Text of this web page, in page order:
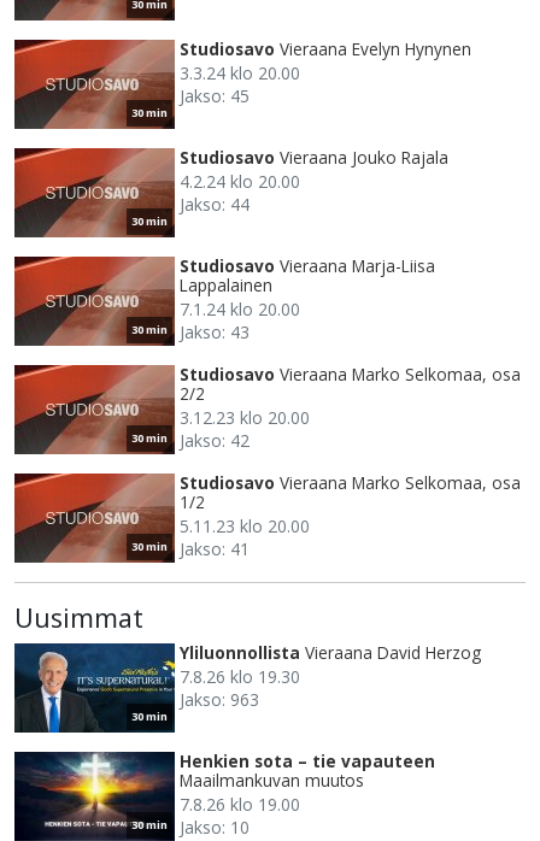
30 min
30 min
Studiosavo Vieraana Evelyn Hynynen
3.3.24 klo 20.00
Jakso: 45
30 min
Studiosavo Vieraana Jouko Rajala
4.2.24 klo 20.00
Jakso: 44
30 min
Studiosavo Vieraana Marja-Liisa
Lappalainen
7.1.24 klo 20.00
Jakso: 43
30 min
Studiosavo Vieraana Marko Selkomaa, osa
2/2
3.12.23 klo 20.00
Jakso: 42
30 min
Studiosavo Vieraana Marko Selkomaa, osa
1/2
5.11.23 klo 20.00
Jakso: 41
Uusimmat
30 min
Yliluonnollista Vieraana David Herzog
7.8.26 klo 19.30
Jakso: 963
30 min
Henkien sota – tie vapauteen
Maailmankuvan muutos
7.8.26 klo 19.00
Jakso: 10